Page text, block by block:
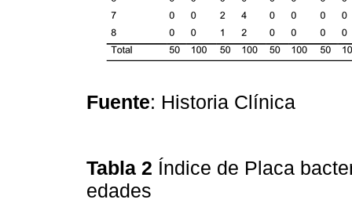
Fuente: Historia Clínica
Tabla 2 Índice de Placa
edades